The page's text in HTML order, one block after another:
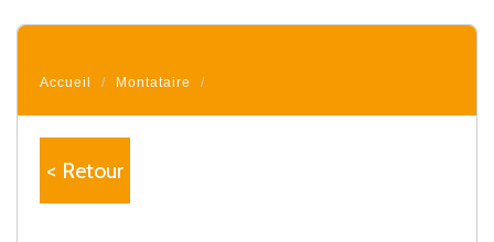
Accueil Montataire
< Retour